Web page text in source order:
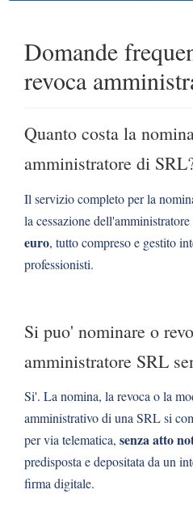
Domande
revoca
Quanto costa la
amministratore di
Il servizio completo per la
la cessazione
euro, tutto compreso e gestito
professionisti.
Si puo' nominare o
amministratore SRL
Si'. La nomina, la revoca o la
amministrativo di una SRL si
per via telematica, senza atto
predisposta e depositata da un
firma digitale.